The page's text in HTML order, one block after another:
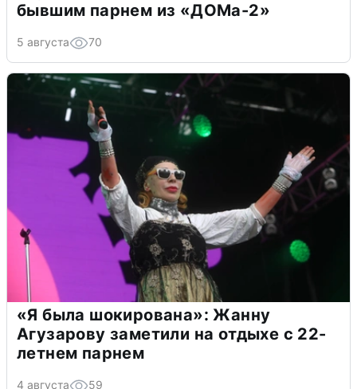
бывшим парнем из «ДОМа-2»
5 августа 70
«Я была шокирована»: Жанну
Агузарову заметили на отдыхе с 22-
летнем парнем
4 августа 59